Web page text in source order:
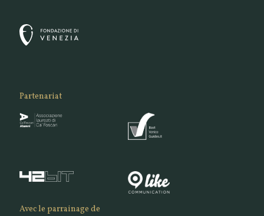
Partenariat
Avec le parrainage de